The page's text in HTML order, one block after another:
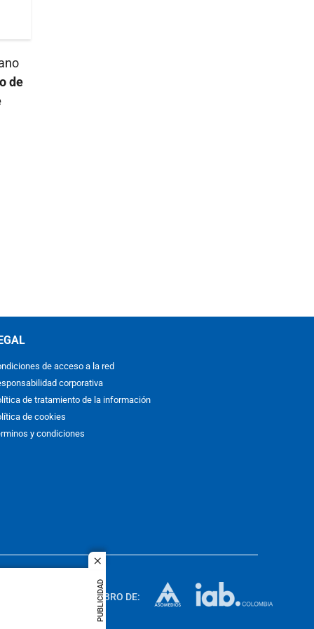
close
PUBLICIDAD
de
de acceso a la red
corporativa
de tratamiento de la información
de cookies
y condiciones
idioma
MIEMBRO DE: